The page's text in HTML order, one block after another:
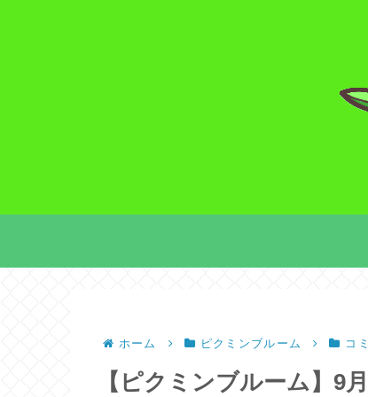
ホーム ピクミンブルーム コ
【ピクミンブルーム】9